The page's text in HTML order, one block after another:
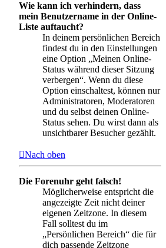
Wie kann ich verhindern, dass
mein Benutzername in der Online-
Liste auftaucht?
In deinem persönlichen Bereich
findest du in den Einstellungen
eine Option „Meinen Online-
Status während dieser Sitzung
verbergen“. Wenn du diese
Option einschaltest, können nur
Administratoren, Moderatoren
und du selbst deinen Online-
Status sehen. Du wirst dann als
unsichtbarer Besucher gezählt.
Nach oben
Die Forenuhr geht falsch!
Möglicherweise entspricht die
angezeigte Zeit nicht deiner
eigenen Zeitzone. In diesem
Fall solltest du im
„Persönlichen Bereich“ die für
dich passende Zeitzone